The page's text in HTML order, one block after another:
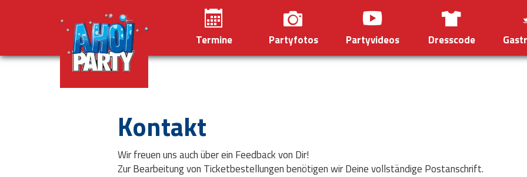
Termine Partyfotos Partyvideos Dresscode
Kontakt
Wir freuen uns auch über ein Feedback von Dir!
Zur Bearbeitung von Ticketbestellungen benötigen wir Deine vollständige Postanschrift.